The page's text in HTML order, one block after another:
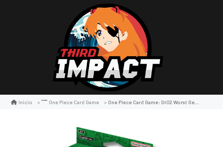
Inicio One Piece Card Game One Piece Card Game: St02 Worst Generation